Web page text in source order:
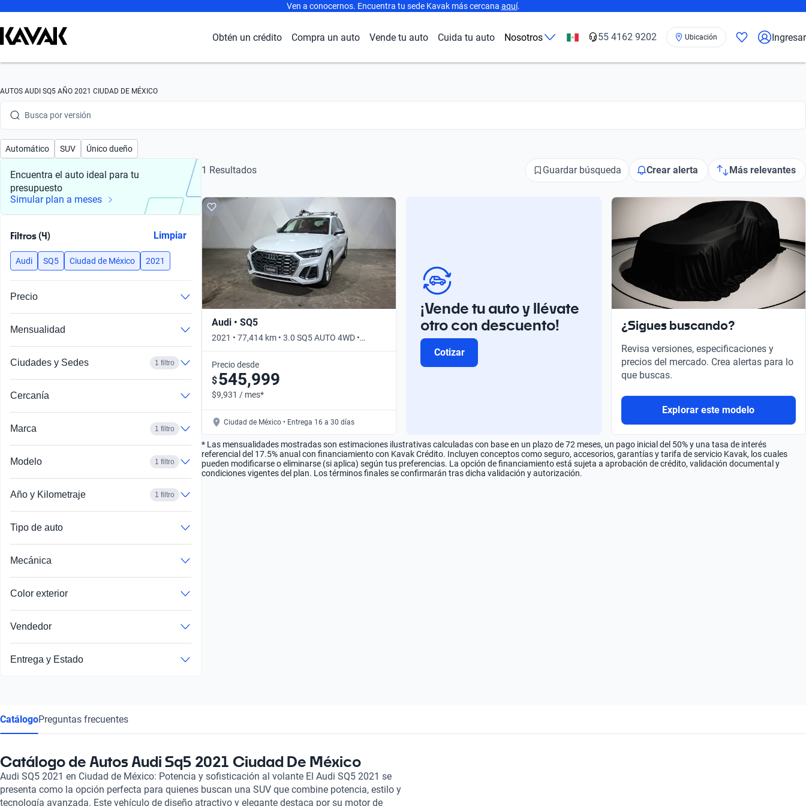
Ven a conocernos. Encuentra tu sede Kavak más cercana aquí.
Obtén un crédito Compra un auto Vende tu auto Cuida tu auto Nosotros 55 4162 9202 Ubicación Ingresar
AUTOS AUDI SQ5 AÑO 2021 CIUDAD DE MÉXICO
Busca por marca
Busca por modelo
Busca por versión
Busca por año
Busca por marca
Busca por versión
Automático SUV Único dueño
Encuentra el auto ideal para tu
presupuesto
Simular plan a meses
Filtros (4) Limpiar
Audi SQ5 Ciudad de México 2021
Precio
Mensualidad
Ciudades y Sedes 1 filtro
Cercanía
Marca 1 filtro
Modelo 1 filtro
Año y Kilometraje 1 filtro
Tipo de auto
Mecánica
Color exterior
Vendedor
Entrega y Estado
1 Resultados Guardar búsqueda Crear alerta Más relevantes
Audi • SQ5
2021 • 77,414 km • 3.0 SQ5 AUTO 4WD •
Automático
Precio desde
$545,999
$9,931 / mes*
Ciudad de México • Entrega 16 a 30 días
¡Vende tu auto y llévate
otro con descuento!
Cotizar
¿Sigues buscando?
Revisa versiones, especificaciones y
precios del mercado. Crea alertas para lo
que buscas.
Explorar este modelo
* Las mensualidades mostradas son estimaciones ilustrativas calculadas con base en un plazo de 72 meses, un pago inicial del 50% y una tasa de interés
referencial del 17.5% anual con financiamiento con Kavak Crédito. Incluyen conceptos como seguro, accesorios, garantías y tarifa de servicio Kavak, los cuales
pueden modificarse o eliminarse (si aplica) según tus preferencias. La opción de financiamiento está sujeta a aprobación de crédito, validación documental y
condiciones vigentes del plan. Los términos finales se confirmarán tras dicha validación y autorización.
CatálogoPreguntas frecuentes
Catálogo de Autos Audi Sq5 2021 Ciudad De México
Audi SQ5 2021 en Ciudad de México: Potencia y sofisticación al volante El Audi SQ5 2021 se
presenta como la opción perfecta para quienes buscan una SUV que combine potencia, estilo y
tecnología avanzada. Este vehículo de diseño atractivo y elegante destaca por su motor de